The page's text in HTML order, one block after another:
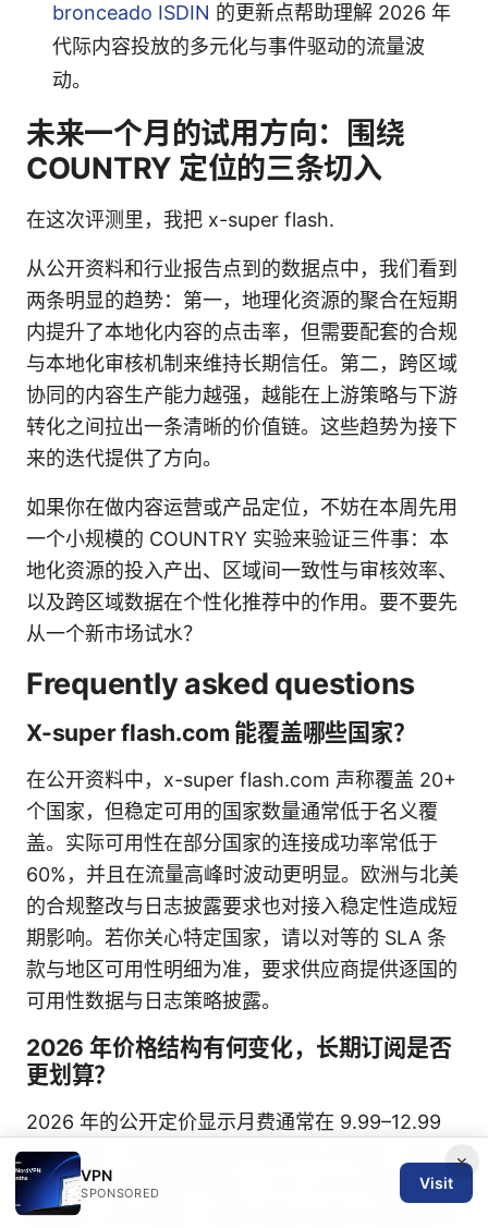
bronceado ISDIN 的更新点帮助理解 2026 年
代际内容投放的多元化与事件驱动的流量波
动。
未来一个月的试用方向：围绕
COUNTRY 定位的三条切入
在这次评测里，我把 x-super flash.
从公开资料和行业报告点到的数据点中，我们看到
两条明显的趋势：第一，地理化资源的聚合在短期
内提升了本地化内容的点击率，但需要配套的合规
与本地化审核机制来维持长期信任。第二，跨区域
协同的内容生产能力越强，越能在上游策略与下游
转化之间拉出一条清晰的价值链。这些趋势为接下
来的迭代提供了方向。
如果你在做内容运营或产品定位，不妨在本周先用
一个小规模的 COUNTRY 实验来验证三件事：本
地化资源的投入产出、区域间一致性与审核效率、
以及跨区域数据在个性化推荐中的作用。要不要先
从一个新市场试水？
Frequently asked questions
X-super flash.com 能覆盖哪些国家？
在公开资料中，x-super flash.com 声称覆盖 20+
个国家，但稳定可用的国家数量通常低于名义覆
盖。实际可用性在部分国家的连接成功率常低于
60%，并且在流量高峰时波动更明显。欧洲与北美
的合规整改与日志披露要求也对接入稳定性造成短
期影响。若你关心特定国家，请以对等的 SLA 条
款与地区可用性明细为准，要求供应商提供逐国的
可用性数据与日志策略披露。
2026 年价格结构有何变化，长期订阅是否
更划算？
2026 年的公开定价显示月费通常在 9.99–12.99
美元之间，年费折后相当于每月 6–9 美元。年度
订阅通常提供更深的折扣，20%–35% 的额外优惠
是常态。对比来看，长期订阅在总成本上更具性价
×
VPN
SPONSORED
Visit